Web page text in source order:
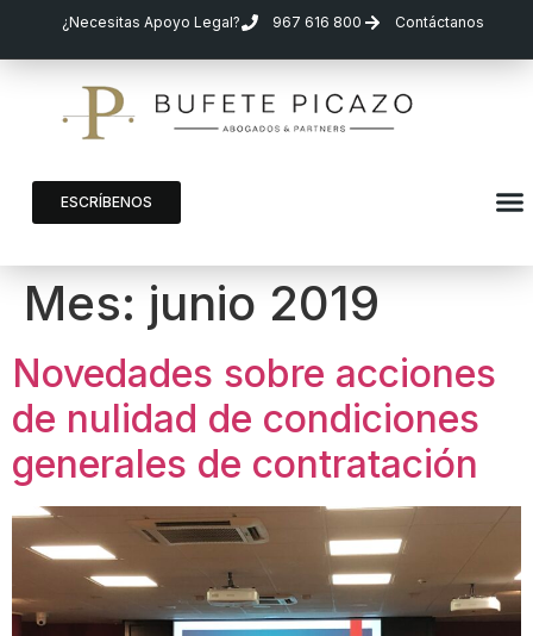
¿Necesitas Apoyo Legal? 967 616 800 Contáctanos
ESCRÍBENOS
Mes: junio 2019
Novedades sobre acciones
de nulidad de condiciones
generales de contratación